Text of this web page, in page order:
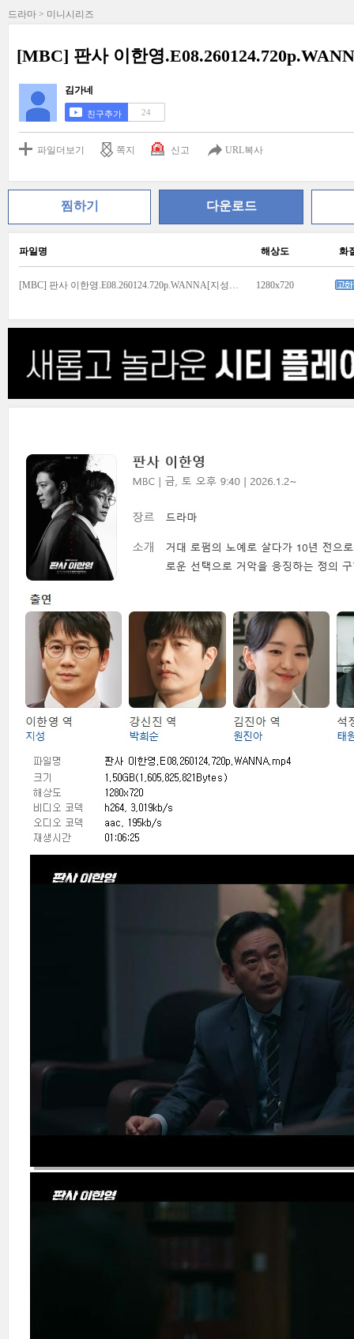
드라마 > 미니시리즈
[MBC] 판사 이한영
김가네
친구추가 24
파일더보기 쪽지 신고 URL복사
찜하기 다운로드
파일명 해상도 화
[MBC] 판사 이한영.E08.260124.720p.WANNA[지성, 원진아].mp4 1280x720